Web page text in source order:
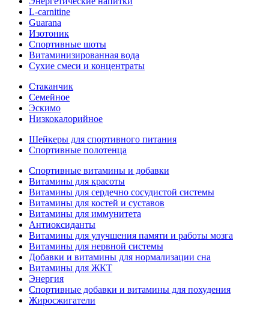
L-carnitine
Guarana
Изотоник
Спортивные шоты
Витаминизированная вода
Сухие смеси и концентраты
Стаканчик
Семейное
Эскимо
Низкокалорийное
Шейкеры для спортивного питания
Спортивные полотенца
Спортивные витамины и добавки
Витамины для красоты
Витамины для сердечно сосудистой системы
Витамины для костей и суставов
Витамины для иммунитета
Антиоксиданты
Витамины для улучшения памяти и работы мозга
Витамины для нервной системы
Добавки и витамины для нормализации сна
Витамины для ЖКТ
Энергия
Спортивные добавки и витамины для похудения
Жиросжигатели